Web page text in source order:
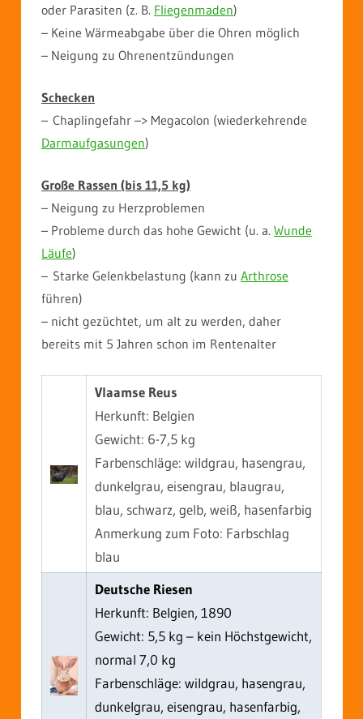
oder Parasiten (z. B. Fliegenmaden)
– Keine Wärmeabgabe über die Ohren möglich
– Neigung zu Ohrenentzündungen
Schecken
– Chaplingefahr –> Megacolon (wiederkehrende
Darmaufgasungen)
Große Rassen (bis 11,5 kg)
– Neigung zu Herzproblemen
– Probleme durch das hohe Gewicht (u. a. Wunde
Läufe)
– Starke Gelenkbelastung (kann zu Arthrose
führen)
– nicht gezüchtet, um alt zu werden, daher
bereits mit 5 Jahren schon im Rentenalter
Vlaamse Reus
Herkunft: Belgien
Gewicht: 6-7,5 kg
Farbenschläge: wildgrau, hasengrau,
dunkelgrau, eisengrau, blaugrau,
blau, schwarz, gelb, weiß, hasenfarbig
Anmerkung zum Foto: Farbschlag
blau
Deutsche Riesen
Herkunft: Belgien, 1890
Gewicht: 5,5 kg – kein Höchstgewicht,
normal 7,0 kg
Farbenschläge: wildgrau, hasengrau,
dunkelgrau, eisengrau, hasenfarbig,